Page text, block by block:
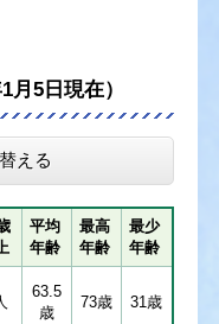
5日現在）
える
平均
年齢
最高
年齢
最少
年齢
63.5
歳
73歳 31歳